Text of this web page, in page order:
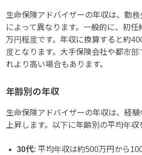
生命保険アドバイザーの年収は、勤
によって異なります。一般的に、初
万円程度です。年収に換算すると約
度となります。大手保険会社や都市
れより高い場合もあります。
年齢別の年収
生命保険アドバイザーの年収は、経
上昇します。以下に年齢別の平均年収
30代: 平均年収は約500万円から